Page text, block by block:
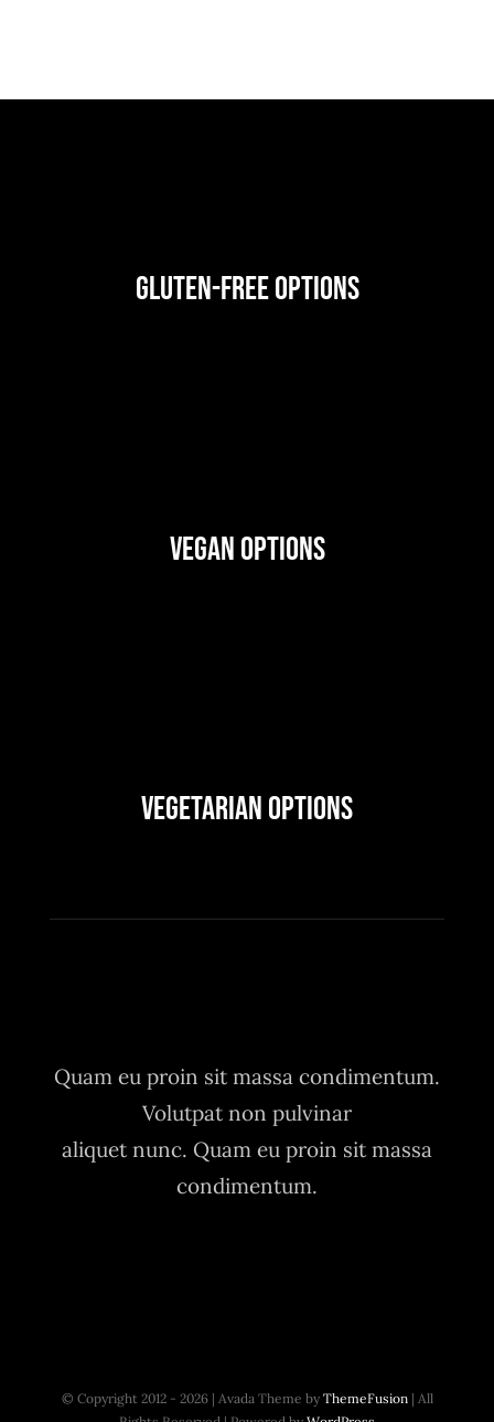
Gluten-Free Options
Vegan Options
Vegetarian Options
Quam eu proin sit massa condimentum.
Volutpat non pulvinar
aliquet nunc. Quam eu proin sit massa
condimentum.
© Copyright 2012 - 2026 | Avada Theme by ThemeFusion| All